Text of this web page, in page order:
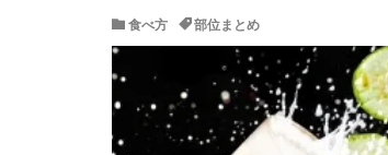
食べ方 部位まとめ